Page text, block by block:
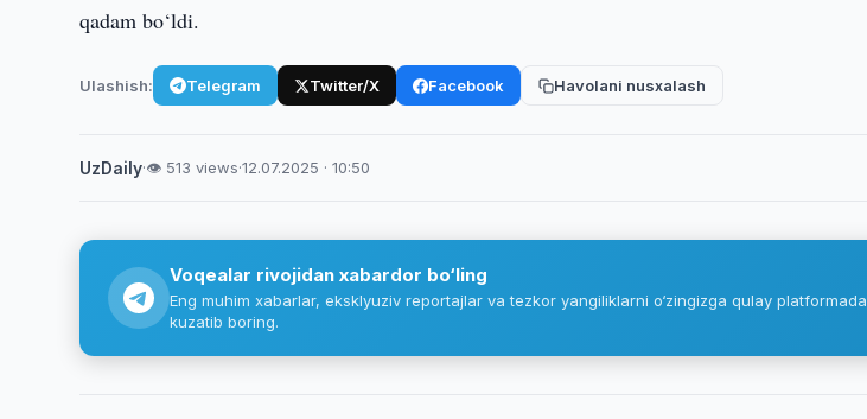
qadam bo‘ldi.
Ulashish: Telegram Twitter/X Facebook Havolani nusxalash
UzDaily·👁 513 views·12.07.2025 · 10:50
Voqealar rivojidan xabardor bo‘ling
Eng muhim xabarlar, eksklyuziv reportajlar va tezkor yangiliklarni o‘zingizga qulay platformada
kuzatib boring.